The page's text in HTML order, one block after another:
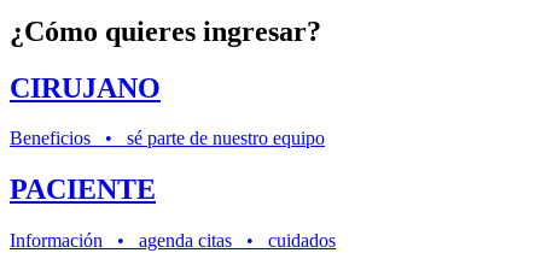
¿Cómo quieres ingresar?
CIRUJANO
Beneficios • sé parte de nuestro equipo
PACIENTE
Información • agenda citas • cuidados